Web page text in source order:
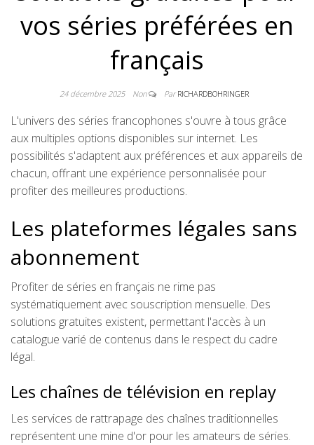
vos séries préférées en
français
24 décembre 2025 Non ParRICHARDBOHRINGER
L'univers des séries francophones s'ouvre à tous grâce
aux multiples options disponibles sur internet. Les
possibilités s'adaptent aux préférences et aux appareils de
chacun, offrant une expérience personnalisée pour
profiter des meilleures productions.
Les plateformes légales sans
abonnement
Profiter de séries en français ne rime pas
systématiquement avec souscription mensuelle. Des
solutions gratuites existent, permettant l'accès à un
catalogue varié de contenus dans le respect du cadre
légal.
Les chaînes de télévision en replay
Les services de rattrapage des chaînes traditionnelles
représentent une mine d'or pour les amateurs de séries.